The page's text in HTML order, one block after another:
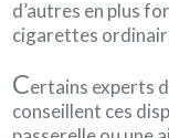
d’autres en plus
cigarettes
Certains experts
conseillent ces